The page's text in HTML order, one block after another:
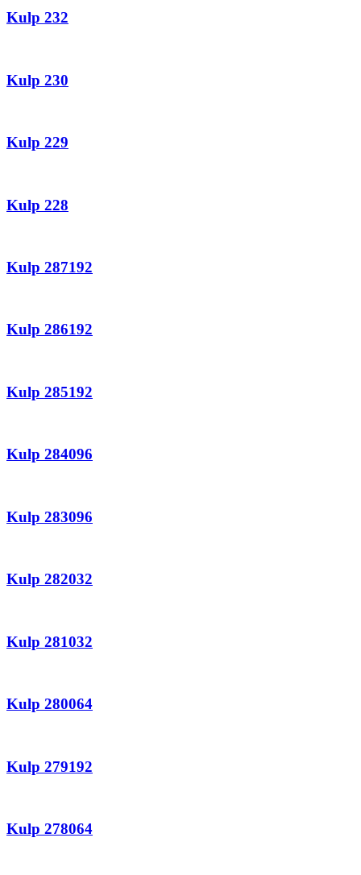
Kulp 232
Kulp 230
Kulp 229
Kulp 228
Kulp 287192
Kulp 286192
Kulp 285192
Kulp 284096
Kulp 283096
Kulp 282032
Kulp 281032
Kulp 280064
Kulp 279192
Kulp 278064